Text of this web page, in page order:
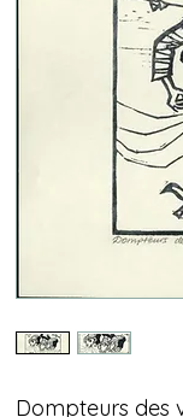
Dompteurs des